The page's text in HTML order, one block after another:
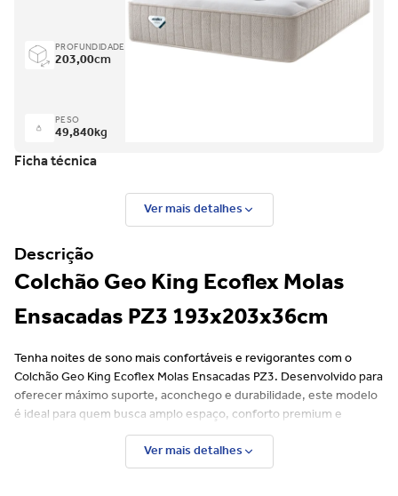
PROFUNDIDADE
203,00cm
PESO
49,840kg
Ficha técnica
Ver mais detalhes
Descrição
Colchão Geo King Ecoflex Molas
Ensacadas PZ3 193x203x36cm
Tenha noites de sono mais confortáveis e revigorantes com o
Colchão Geo King Ecoflex Molas Ensacadas PZ3. Desenvolvido para
oferecer máximo suporte, aconchego e durabilidade, este modelo
é ideal para quem busca amplo espaço, conforto premium e
tecnologia de ponta.
Principais Características:
Ver mais detalhes